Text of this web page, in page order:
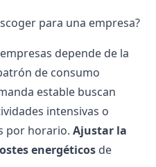
para una empresa?
depende de la
de consumo
estable buscan
intensivas o
por horario. Ajustar la
energéticos de